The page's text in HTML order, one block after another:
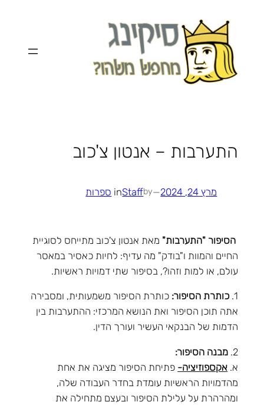
התערבות – אנטון צ'כוב
מרץ 24, 2024 —
by
Staff
in ספרות
הסיפור "התערבות" מאת אנטון צ'כוב מתייחס לסוגיית
החיים והמוות ו"בודק" מה עדיף: לחיות כאסיר במאסר
עולם, או למות וזהו?, בסיפור שתי דמויות ראשיות.
1. כותרת הסיפור: כותרת הסיפור משמעותית, ומסבירה
אתה תוכן הסיפור ואת הנושא המרכזי: ההתערבות בין
הדמות של הבנקאי העשיר ועורך הדין.
2. מבנה הסיפור:
א. אקספוזיציה- פתיחת הסיפור מציגה את אחת
מהדמויות הראשיות עומדת בחדר העבודה שלה,
ומהרהרת על עלילת הסיפור ובעצם מתחילה את